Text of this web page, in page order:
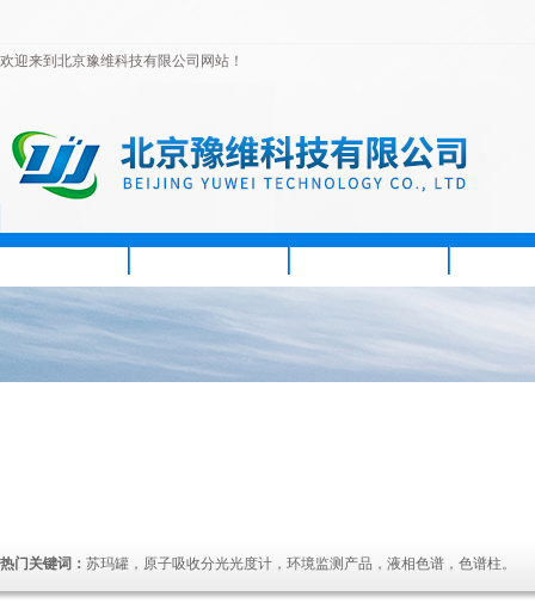
欢迎来到北京豫维科技有限公司网站！
热门关键词： 苏玛罐，原子吸收分光光度计，环境监测产品，液相色谱，色谱柱。